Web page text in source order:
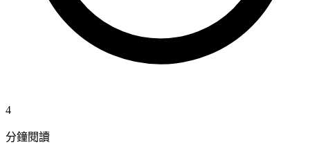
4
分鐘閱讀